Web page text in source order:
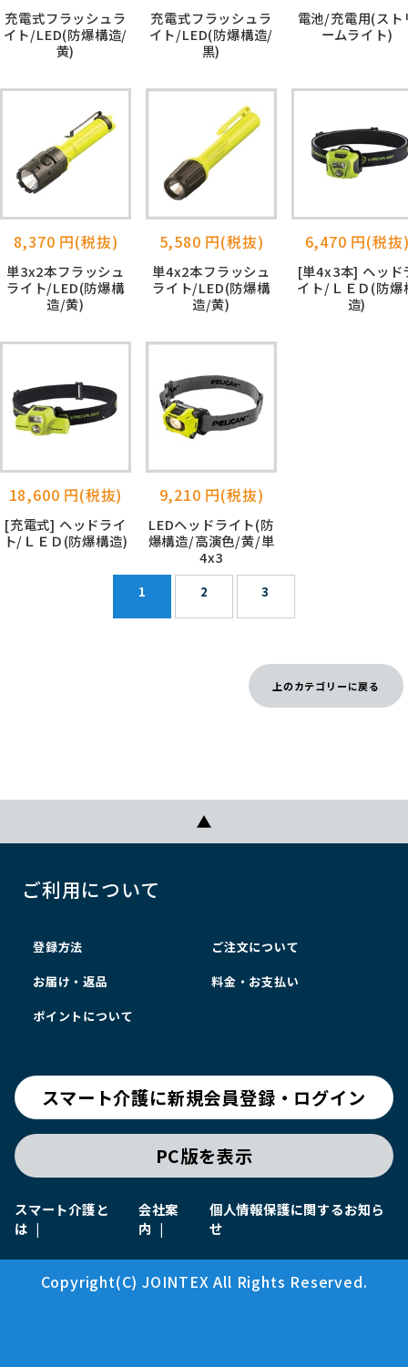
充電式フラッシュラ
イト/LED(防爆構造/
黄)
充電式フラッシュラ
イト/LED(防爆構造/
黒)
電池/充電用(スト
ームライト)
8,370 円(税抜)
単3x2本フラッシュ
ライト/LED(防爆構
造/黄)
5,580 円(税抜)
単4x2本フラッシュ
ライト/LED(防爆構
造/黄)
6,470 円(税抜
[単4x3本] ヘッド
イト/ＬＥＤ(防爆
造)
18,600 円(税抜)
[充電式] ヘッドライ
ト/ＬＥＤ(防爆構造)
9,210 円(税抜)
LEDヘッドライト(防
爆構造/高演色/黄/単
4x3
1 2 3
上のカテゴリーに戻る
ご利用について
登録方法 ご注文について
お届け・返品 料金・お支払い
ポイントについて
スマート介護に新規会員登録・ログイン
PC版を表示
スマート介護と
は
会社案
内
個人情報保護に関するお知ら
せ
Copyright(C) JOINTEX All Rights Reserved.